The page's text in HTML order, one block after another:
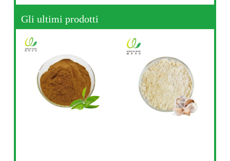
Gli ultimi prodotti